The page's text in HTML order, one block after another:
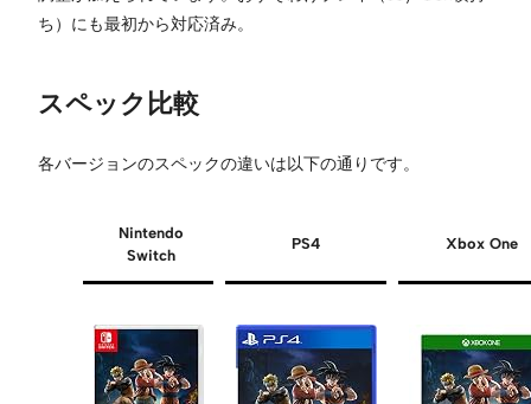
ち）にも最初から対応済み。
スペック比較
各バージョンのスペックの違いは以下の通りです。
Nintendo
Switch
PS4 Xbox One